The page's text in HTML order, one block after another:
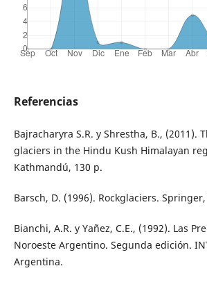
Referencias
Bajracharyra S.R. y Shrestha, B., (2011).
glaciers in the Hindu Kush Himalayan
Kathmandú, 130 p.
Barsch, D. (1996). Rockglaciers.
Bianchi, A.R. y Yañez, C.E., (1992). Las
Noroeste Argentino. Segunda edición.
Argentina.